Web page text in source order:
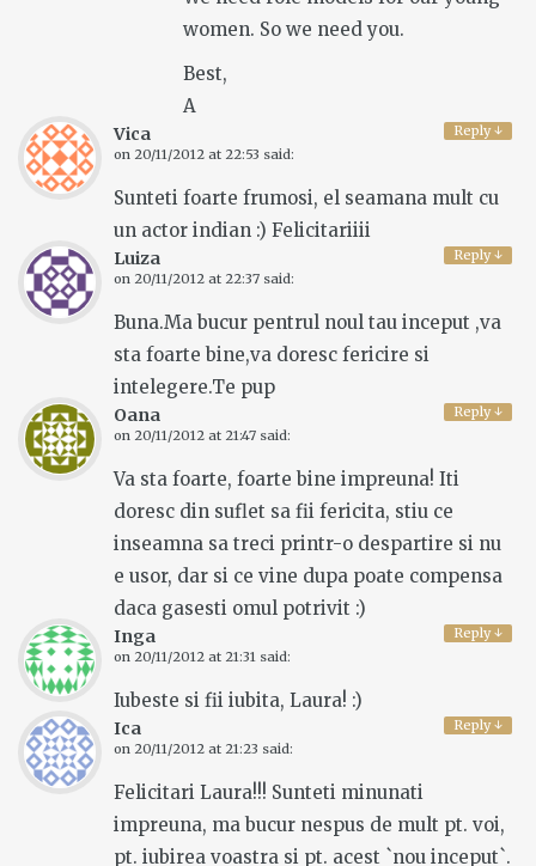
women. So we need you.
Best,
A
Reply↓
Vica
on 20/11/2012 at 22:53 said:
Sunteti foarte frumosi, el seamana mult cu
un actor indian :) Felicitariiii
Reply↓
Luiza
on 20/11/2012 at 22:37 said:
Buna.Ma bucur pentrul noul tau inceput ,va
sta foarte bine,va doresc fericire si
intelegere.Te pup
Reply↓
Oana
on 20/11/2012 at 21:47 said:
Va sta foarte, foarte bine impreuna! Iti
doresc din suflet sa fii fericita, stiu ce
inseamna sa treci printr-o despartire si nu
e usor, dar si ce vine dupa poate compensa
daca gasesti omul potrivit :)
Reply↓
Inga
on 20/11/2012 at 21:31 said:
Iubeste si fii iubita, Laura! :)
Reply↓
Ica
on 20/11/2012 at 21:23 said:
Felicitari Laura!!! Sunteti minunati
impreuna, ma bucur nespus de mult pt. voi,
pt. iubirea voastra si pt. acest `nou inceput`.